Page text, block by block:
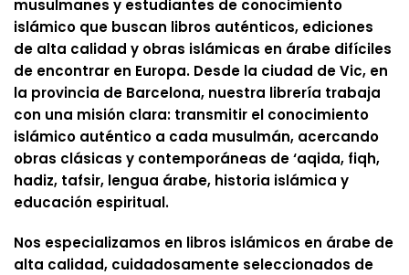
musulmanes y estudiantes de conocimiento
islámico que buscan libros auténticos, ediciones
de alta calidad y obras islámicas en árabe difíciles
de encontrar en Europa. Desde la ciudad de Vic, en
la provincia de Barcelona, nuestra librería trabaja
con una misión clara: transmitir el conocimiento
islámico auténtico a cada musulmán, acercando
obras clásicas y contemporáneas de ‘aqida, fiqh,
hadiz, tafsir, lengua árabe, historia islámica y
educación espiritual.
Nos especializamos en libros islámicos en árabe de
alta calidad, cuidadosamente seleccionados de